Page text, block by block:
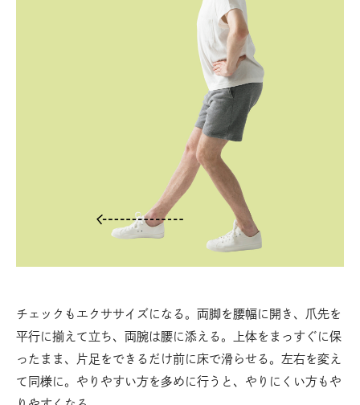
チェックもエクササイズになる。両脚を腰幅に開き、爪先を
平行に揃えて立ち、両腕は腰に添える。上体をまっすぐに保
ったまま、片足をできるだけ前に床で滑らせる。左右を変え
て同様に。やりやすい方を多めに行うと、やりにくい方もや